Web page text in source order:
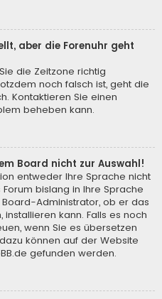
aber die Forenuhr geht
die Zeitzone richtig
noch falsch ist, geht die
Kontaktieren Sie einen
beheben kann.
Board nicht zur Auswahl!
entweder Ihre Sprache nicht
bislang in Ihre Sprache
Administrator, ob er das
kann. Falls es noch
wenn Sie es übersetzen
können auf der Website
gefunden werden.